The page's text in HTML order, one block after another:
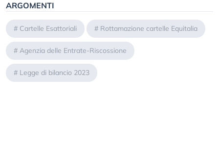
ARGOMENTI
# Cartelle Esattoriali # Rottamazione cartelle Equitalia
# Agenzia delle Entrate-Riscossione
# Legge di bilancio 2023